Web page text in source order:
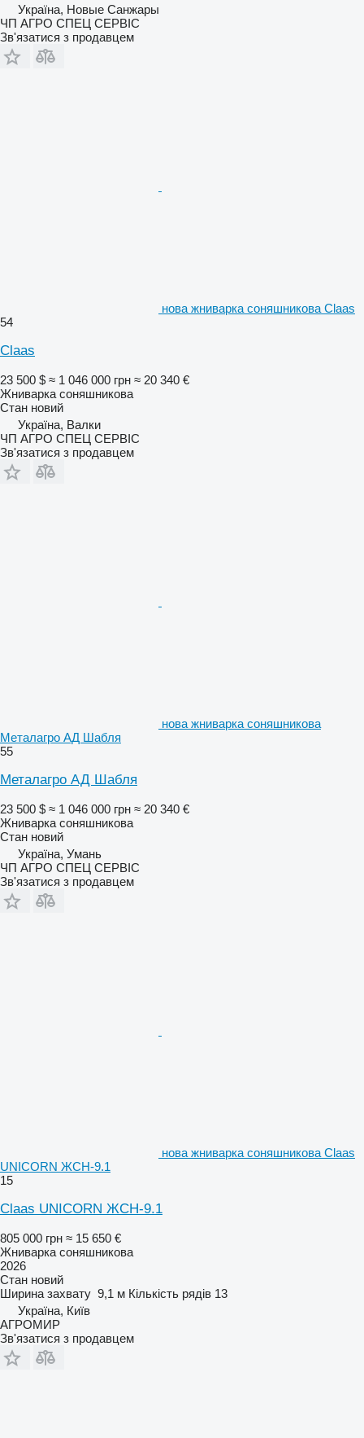
Україна, Новые Санжары
ЧП АГРО СПЕЦ СЕРВІС
Зв'язатися з продавцем
нова жниварка соняшникова Claas
54
Claas
23 500 $ ≈ 1 046 000 грн ≈ 20 340 €
Жниварка соняшникова
Стан новий
Україна, Валки
ЧП АГРО СПЕЦ СЕРВІС
Зв'язатися з продавцем
нова жниварка соняшникова
Металагро АД Шабля
55
Металагро АД Шабля
23 500 $ ≈ 1 046 000 грн ≈ 20 340 €
Жниварка соняшникова
Стан новий
Україна, Умань
ЧП АГРО СПЕЦ СЕРВІС
Зв'язатися з продавцем
нова жниварка соняшникова Claas
UNICORN ЖСН-9.1
15
Claas UNICORN ЖСН-9.1
805 000 грн ≈ 15 650 €
Жниварка соняшникова
2026
Стан новий
Ширина захвату 9,1 м Кількість рядів 13
Україна, Київ
АГРОМИР
Зв'язатися з продавцем